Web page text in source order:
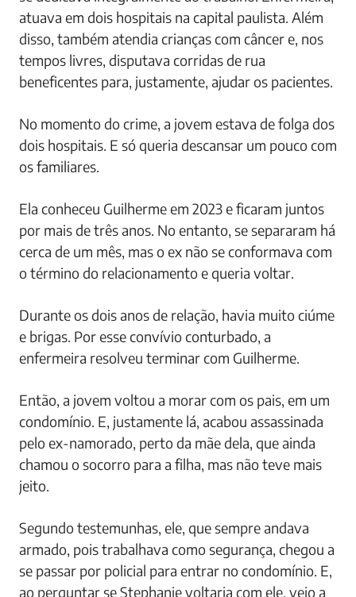
atuava em dois hospitais na capital paulista. Além
disso, também atendia crianças com câncer e, nos
tempos livres, disputava corridas de rua
beneficentes para, justamente, ajudar os pacientes.
No momento do crime, a jovem estava de folga dos
dois hospitais. E só queria descansar um pouco com
os familiares.
Ela conheceu Guilherme em 2023 e ficaram juntos
por mais de três anos. No entanto, se separaram há
cerca de um mês, mas o ex não se conformava com
o término do relacionamento e queria voltar.
Durante os dois anos de relação, havia muito ciúme
e brigas. Por esse convívio conturbado, a
enfermeira resolveu terminar com Guilherme.
Então, a jovem voltou a morar com os pais, em um
condomínio. E, justamente lá, acabou assassinada
pelo ex-namorado, perto da mãe dela, que ainda
chamou o socorro para a filha, mas não teve mais
jeito.
Segundo testemunhas, ele, que sempre andava
armado, pois trabalhava como segurança, chegou a
se passar por policial para entrar no condomínio. E,
ao perguntar se Stephanie voltaria com ele, veio a